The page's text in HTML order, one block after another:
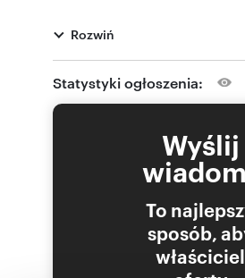
budynek
użytkowej 265,80 m²,
budynek agregatorowni - o
użytkowej 24,00 m².
Budynek techniczno –
użytkowym, podpiwniczony.W
zlokalizowany jest jeden
mieszkalny, o powierzchni
wodnokanalizacyjną,
150 m – duży dyskont
300 m – dworzec autobusowy,
Rozwiń
Statystyki ogłoszenia:
Wyślij
To
sposób,
właściciel